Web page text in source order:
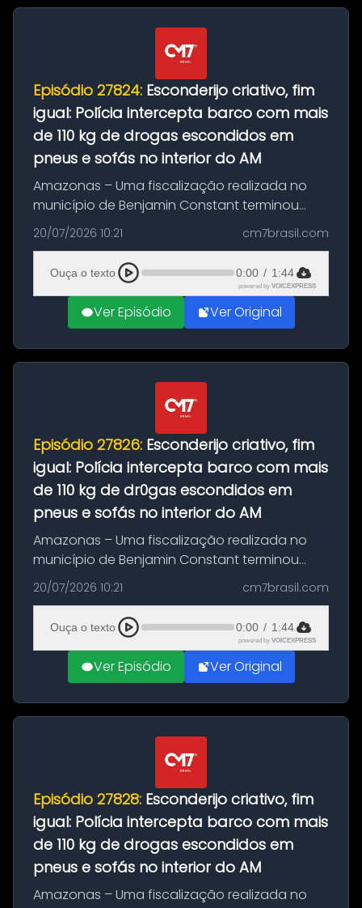
Episódio 27824: Esconderijo criativo, fim
igual: Polícia intercepta barco com mais
de 110 kg de drogas escondidos em
pneus e sofás no interior do AM
Amazonas – Uma fiscalização realizada no
município de Benjamin Constant terminou
com a apreensão de aproximadamente 115
quilos de entorpecentes em uma
embarcação atracada no porto da cidade. O
materia...
20/07/2026 10:21 cm7brasil.com
Ouça o texto 0:00 / 1:44
powered by VOICEXPRESS
Ver Episódio Ver Original
Episódio 27826: Esconderijo criativo, fim
igual: Polícia intercepta barco com mais
de 110 kg de dr0gas escondidos em
pneus e sofás no interior do AM
Amazonas – Uma fiscalização realizada no
município de Benjamin Constant terminou
com a apreensão de aproximadamente 115
quilos de entorpecentes em uma
embarcação atracada no porto da cidade. O
materia...
20/07/2026 10:21 cm7brasil.com
Ouça o texto 0:00 / 1:44
powered by VOICEXPRESS
Ver Episódio Ver Original
Episódio 27828: Esconderijo criativo, fim
igual: Polícia intercepta barco com mais
de 110 kg de drogas escondidos em
pneus e sofás no interior do AM
Amazonas – Uma fiscalização realizada no